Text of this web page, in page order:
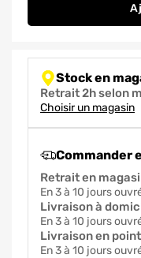
Stock en
Retrait 2h selon
Choisir un magasin
Commander
Retrait en
en 3 à 10 jours
Livraison à
en 3 à 10 jours
Livraison en
en 3 à 10 jours